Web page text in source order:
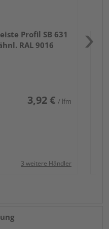
Profil SB 631
RAL 9016
3,92 € / lfm
3 weitere Händler